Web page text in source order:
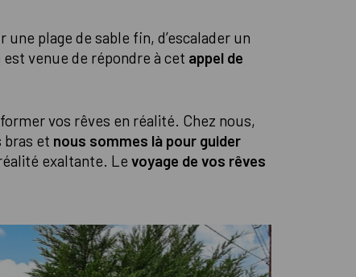
plage de sable fin, d’escalader un
venue de répondre à cet appel de
vos rêves en réalité. Chez nous,
bras et nous sommes là pour guider
exaltante. Levoyage de vos rêves